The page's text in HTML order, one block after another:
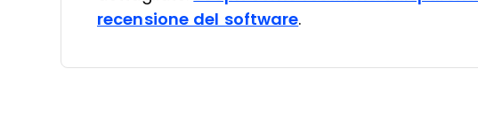
recensione del software.